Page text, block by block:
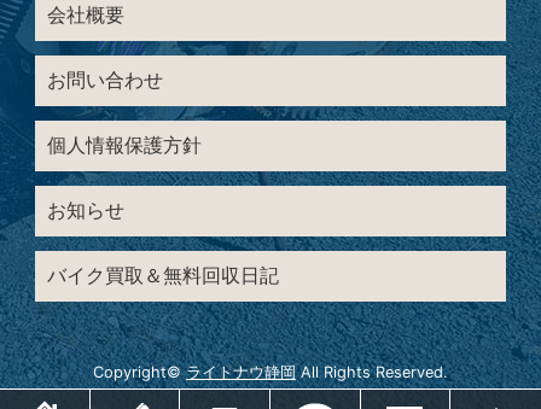
会社概要
お問い合わせ
個人情報保護方針
お知らせ
バイク買取＆無料回収日記
Copyright©ライトナウ静岡All Rights Reserved.
ホーム 電話 メールでお問い合わせLINEでお問い合わせ
メニュー